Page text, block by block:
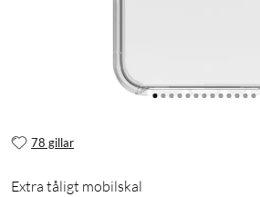
78 gillar
Extra tåligt mobilskal